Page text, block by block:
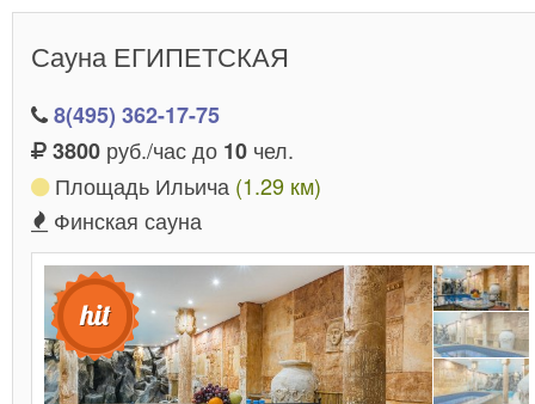
Сауна ЕГИПЕТСКАЯ
8(495) 362-17-75
3800 руб./час до 10 чел.
Площадь Ильича (1.29 км)
Финская сауна